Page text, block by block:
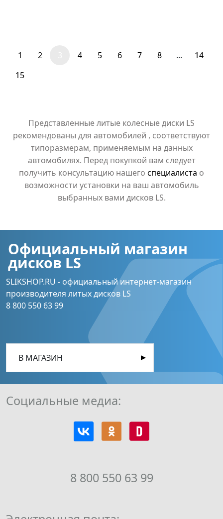
1 2 4 5 6 7 8 ...
14
15
Представленные литые колесные диски LS
рекомендованы для автомобилей , соответствуют
типоразмерам, применяемым на данных
автомобилях. Перед покупкой вам следует
получить консультацию нашего специалиста о
возможности установки на ваш автомобиль
выбранных вами дисков LS.
Официальный магазин
дисков LS
SLIKSHOP.RU - официальный интернет-магазин
производителя литых дисков LS
8 800 550 63 99
В МАГАЗИН
8 800 550 63 99
Социальные медиа: